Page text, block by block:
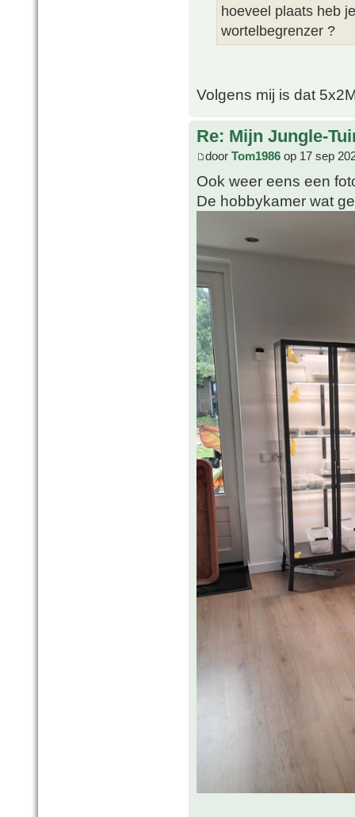
hoeveel plaats heb
wortelbegrenzer ?
Volgens mij is dat
Re: Mijn Jungle-
door Tom1986 op 17 sep
Ook weer eens een
De hobbykamer wat